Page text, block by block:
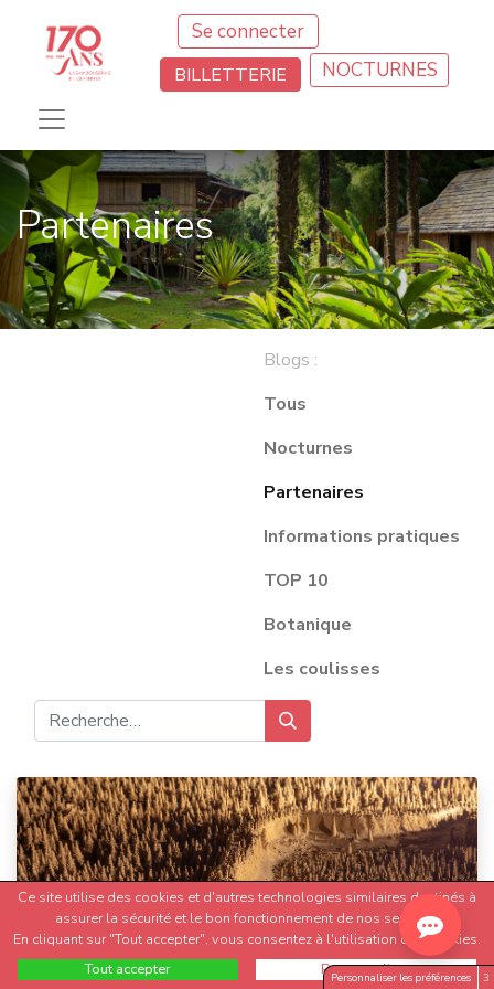
Se connecter
BILLETTERIE NOCTURNES
Partenaires
Blogs :
Tous
Nocturnes
Partenaires
Informations pratiques
TOP 10
Botanique
Les coulisses
La Bambouseraie en Cévennes, FERNANDEZ FANNY
Ce site utilise des cookies et d'autres technologies similaires destinés à
assurer la sécurité et le bon fonctionnement de nos services.
En cliquant sur "Tout accepter", vous consentez à l'utilisation des cookies.
Tout accepter
Personnaliser
Personnaliser les préférences 3